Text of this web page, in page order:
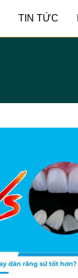
TIN TỨC